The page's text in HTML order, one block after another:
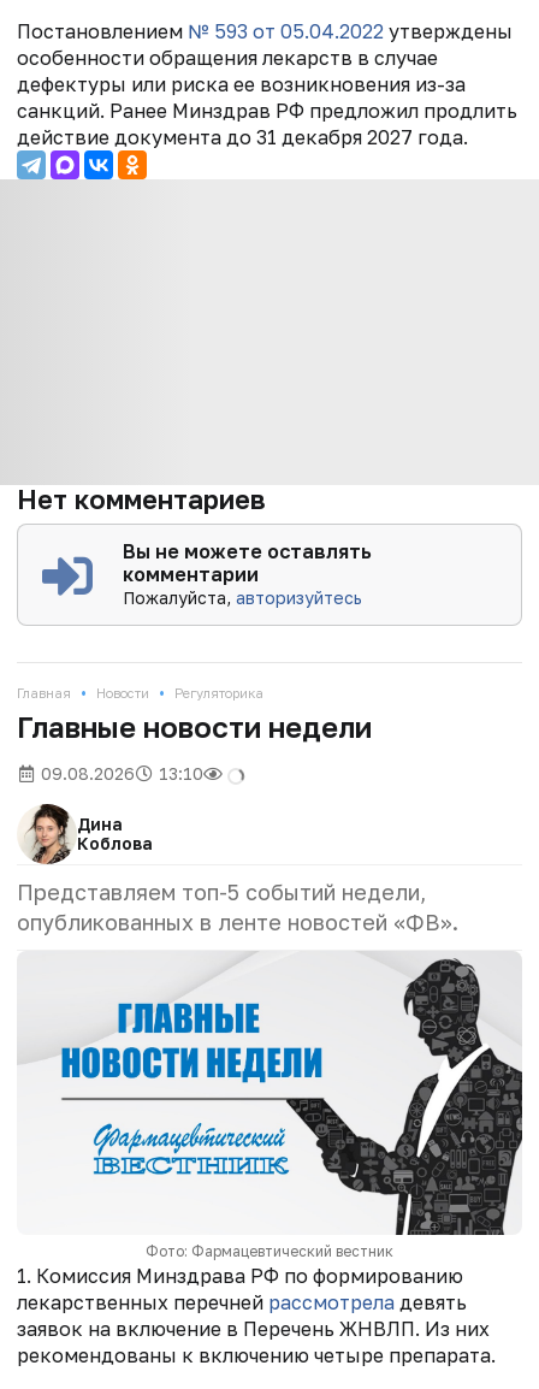
Постановлением № 593 от 05.04.2022 утверждены
особенности обращения лекарств в случае
дефектуры или риска ее возникновения из-за
санкций. Ранее Минздрав РФ предложил продлить
действие документа до 31 декабря 2027 года.
Нет комментариев
Вы не можете оставлять
комментарии
Пожалуйста,авторизуйтесь
Главная • Новости • Регуляторика
Главные новости недели
09.08.2026 13:10
Дина
Коблова
Представляем топ-5 событий недели,
опубликованных в ленте новостей «ФВ».
Фото: Фармацевтический вестник
1. Комиссия Минздрава РФ по формированию
лекарственных перечней рассмотрела девять
заявок на включение в Перечень ЖНВЛП. Из них
рекомендованы к включению четыре препарата.